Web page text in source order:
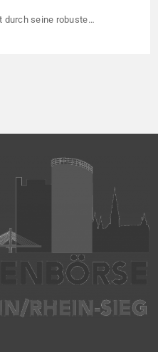
durch seine robuste